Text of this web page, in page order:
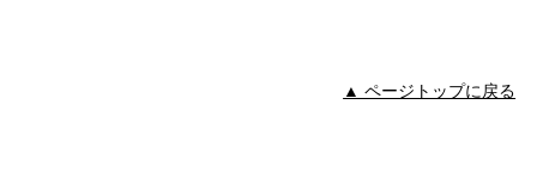
▲ ページトップに戻る